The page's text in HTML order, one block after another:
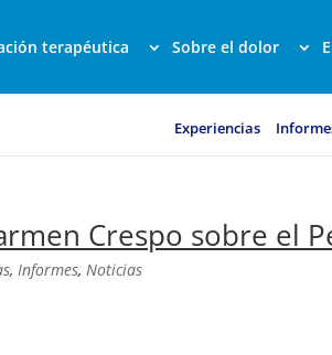
terapéutica Sobre el dolor
Experiencias
Crespo sobre el
,Informes,Noticias